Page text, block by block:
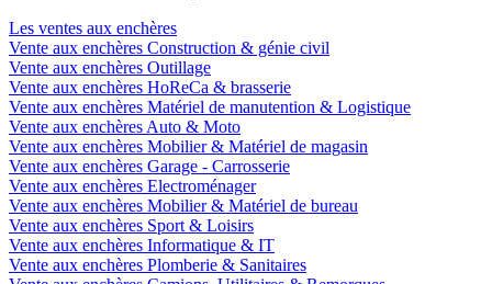
Les ventes aux enchères
Vente aux enchères Construction & génie civil
Vente aux enchères Outillage
Vente aux enchères HoReCa & brasserie
Vente aux enchères Matériel de manutention & Logistique
Vente aux enchères Auto & Moto
Vente aux enchères Mobilier & Matériel de magasin
Vente aux enchères Garage - Carrosserie
Vente aux enchères Electroménager
Vente aux enchères Mobilier & Matériel de bureau
Vente aux enchères Sport & Loisirs
Vente aux enchères Informatique & IT
Vente aux enchères Plomberie & Sanitaires